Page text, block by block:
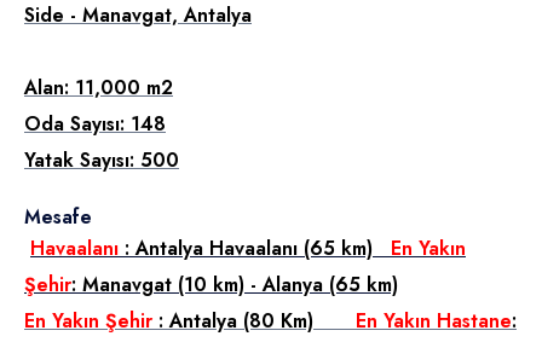
Side - Manavgat, Antalya
Alan: 11,000 m2
Oda Sayısı: 148
Yatak Sayısı: 500
Mesafe
Havaalanı : Antalya Havaalanı (65 km) En Yakın
Şehir: Manavgat (10 km) - Alanya (65 km)
En Yakın Şehir : Antalya (80 Km) En Yakın Hastane: